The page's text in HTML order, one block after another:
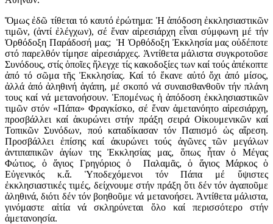
Ὅμως ἐδῶ τίθεται τό καυτό ἐρώτημα: Ἡ ἀπόδοση ἐκκλησιαστικῶν
τιμῶν, (ἀντί ἐλέγχων), σέ ἕναν αἱρεσιάρχη εἶναι σύμφωνη μέ τήν
Ὀρθόδοξη Παράδοσή μας; Ἡ Ὀρθόδοξη Ἐκκλησία μας οὐδέποτε
στό παρελθόν τίμησε αἱρεσιάρχες. Ἀντίθετα μάλιστα συγκροτοῦσε
Συνόδους, στίς ὁποῖες ἤλεγχε τίς κακοδοξίες των καί τούς ἀπέκοπτε
ἀπό τό σῶμα τῆς Ἐκκλησίας. Καί τό ἔκανε αὐτό ὄχι ἀπό μίσος,
ἀλλά ἀπό ἀληθινή ἀγάπη, μέ σκοπό νά συναισθανθοῦν τήν πλάνη
τους καί νά μετανοήσουν. Ἑπομένως ἡ ἀπόδοση ἐκκλησιαστικῶν
τιμῶν στόν «Πάπα» Φραγκίσκο, σέ ἕναν ἀμετανόητο αἱρεσιάρχη,
προσβάλλει καί ἀκυρώνει στήν πράξη σειρά Οἰκουμενικῶν καί
Τοπικῶν Συνόδων, πού καταδίκασαν τόν Παπισμό ὡς αἵρεση.
Προσβάλλει ἐπίσης καί ἀκυρώνει τούς ἀγῶνες τῶν μεγάλων
ἀντιπαπικῶν ἁγίων της Ἐκκλησίας μας, ὅπως ἦταν ὁ Μέγας
Φώτιος, ὁ ἅγιος Γρηγόριος ὁ Παλαμᾶς, ὁ ἅγιος Μάρκος ὁ
Εὐγενικός κ.ἄ. Ὑποδεχόμενοι τόν Πάπα μέ ὕψιστες
ἐκκλησιαστικές τιμές, δείχνουμε στήν πράξη ὅτι δέν τόν ἀγαποῦμε
ἀληθινά, διότι δέν τόν βοηθοῦμε νά μετανοήσει. Ἀντίθετα μάλιστα,
γινόμαστε αἰτία νά σκληρύνεται ὅλο καί περισσότερο στήν
ἀμετανοησία.